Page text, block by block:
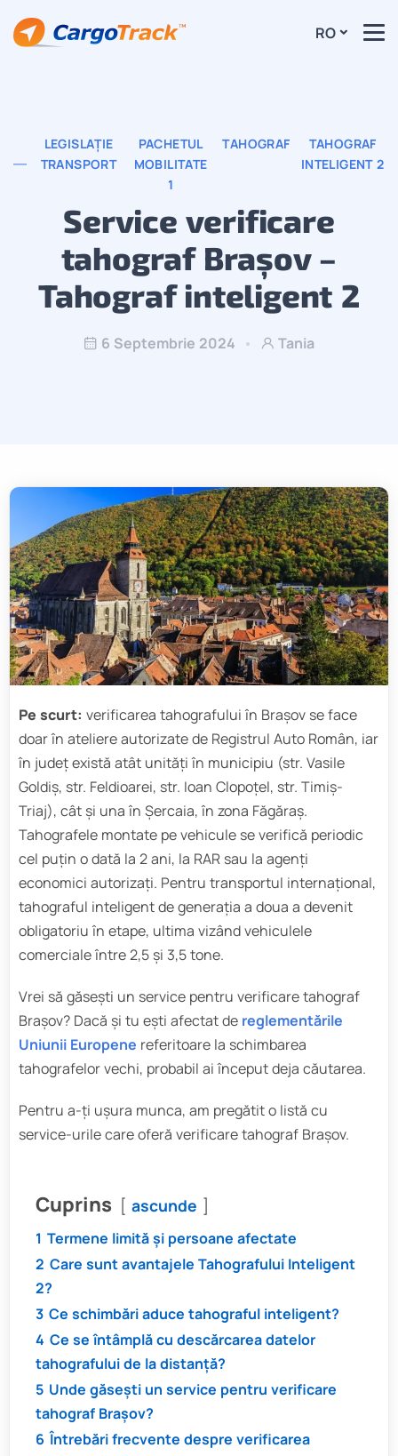
RO
LEGISLAȚIE
TRANSPORT
PACHETUL
MOBILITATE
1
TAHOGRAF
TAHOGRAF
INTELIGENT 2
Service verificare
tahograf Brașov –
Tahograf inteligent 2
6 Septembrie 2024 Tania
Pe scurt: verificarea tahografului în Brașov se face
doar în ateliere autorizate de Registrul Auto Român, iar
în județ există atât unități în municipiu (str. Vasile
Goldiș, str. Feldioarei, str. Ioan Clopoțel, str. Timiș-
Triaj), cât și una în Șercaia, în zona Făgăraș.
Tahografele montate pe vehicule se verifică periodic
cel puțin o dată la 2 ani, la RAR sau la agenți
economici autorizați. Pentru transportul internațional,
tahograful inteligent de generația a doua a devenit
obligatoriu în etape, ultima vizând vehiculele
comerciale între 2,5 și 3,5 tone.
Vrei să găsești un service pentru verificare tahograf
Brașov? Dacă și tu ești afectat de reglementările
Uniunii Europene referitoare la schimbarea
tahografelor vechi, probabil ai început deja căutarea.
Pentru a-ți ușura munca, am pregătit o listă cu
service-urile care oferă verificare tahograf Brașov.
Cuprins ascunde
1 Termene limită și persoane afectate
2 Care sunt avantajele Tahografului Inteligent
2?
3 Ce schimbări aduce tahograful inteligent?
4 Ce se întâmplă cu descărcarea datelor
tahografului de la distanță?
5 Unde găsești un service pentru verificare
tahograf Brașov?
6 Întrebări frecvente despre verificarea